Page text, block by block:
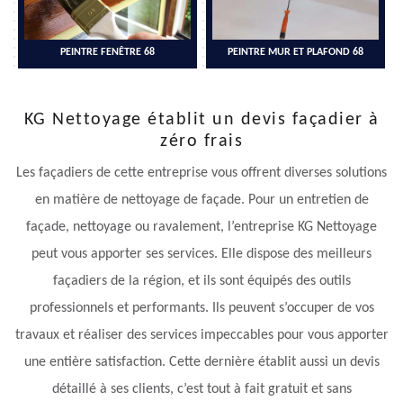
PEINTRE FENÊTRE 68 PEINTRE MUR ET PLAFOND 68
KG Nettoyage établit un devis façadier à
zéro frais
Les façadiers de cette entreprise vous offrent diverses solutions
en matière de nettoyage de façade. Pour un entretien de
façade, nettoyage ou ravalement, l’entreprise KG Nettoyage
peut vous apporter ses services. Elle dispose des meilleurs
façadiers de la région, et ils sont équipés des outils
professionnels et performants. Ils peuvent s’occuper de vos
travaux et réaliser des services impeccables pour vous apporter
une entière satisfaction. Cette dernière établit aussi un devis
détaillé à ses clients, c’est tout à fait gratuit et sans